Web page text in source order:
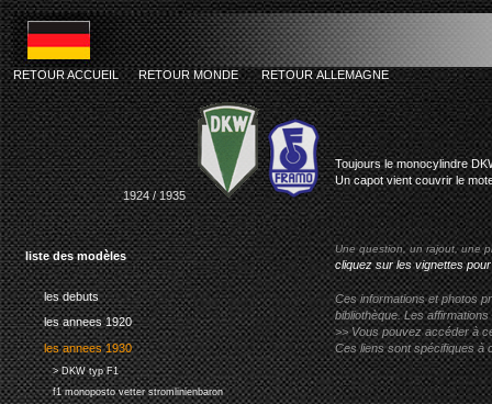
liste des modèles
les debuts
les annees 1920
les annees 1930
> DKW typ F1
f1 monoposto vetter stromlinienbaron
dkw
RETOUR ACCUEIL RETOUR MONDE RETOUR ALLEMAGNE
1924 / 1935
Toujours le monocylindre
Un capot vient couvrir le
Une question, un rajout, une
cliquez sur les vignettes
Ces informations et photos
bibliothèque. Les
>> Vous pouvez accéder à
Ces liens sont spécifiques à